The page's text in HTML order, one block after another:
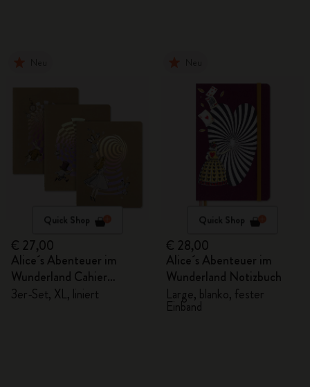
Quick Shop
€ 27,00
Alice´s Abenteuer im
Wunderland Cahier
Notizhefte
3er-Set, XL, liniert
Quick Shop
€ 28,00
Alice´s Abenteuer im
Wunderland Notizbuch
Large, blanko, fester
Einband